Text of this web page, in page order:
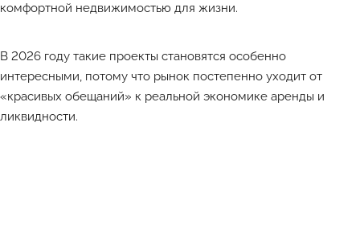
комфортной недвижимостью для жизни.
В 2026 году такие проекты становятся особенно
интересными, потому что рынок постепенно уходит от
«красивых обещаний» к реальной экономике аренды и
ликвидности.